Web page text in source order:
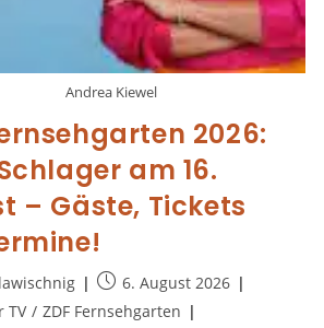
Andrea Kiewel
2026:
am 16.
– Gäste, Tickets
6. August 2026
TV / ZDF Fernsehgarten